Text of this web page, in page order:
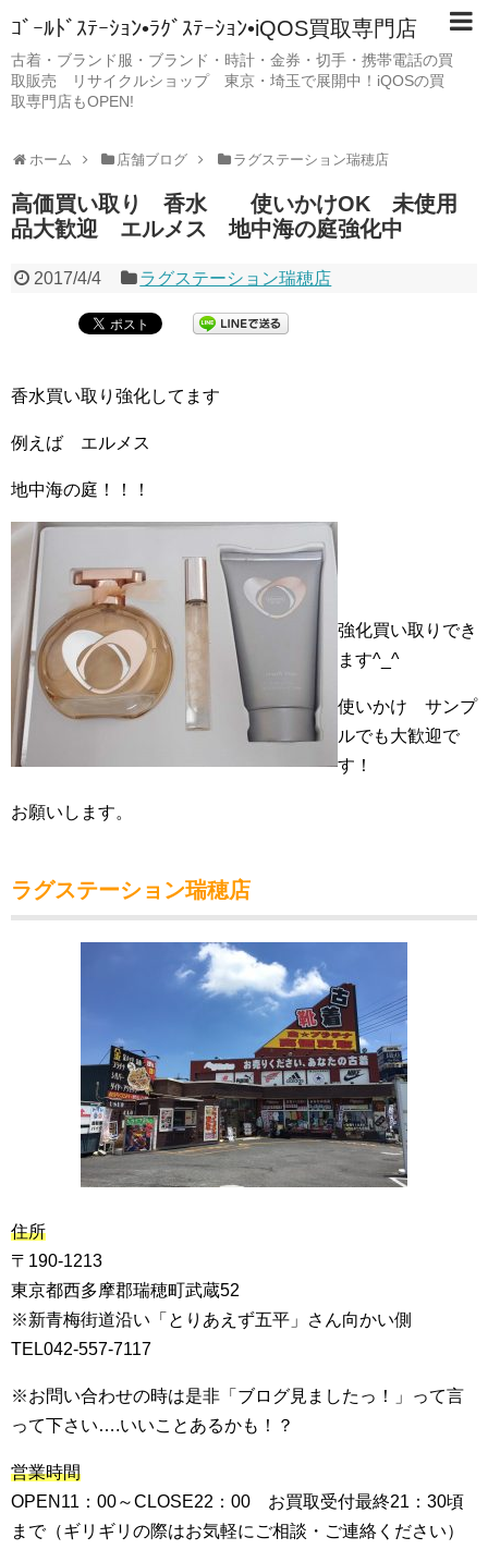
ｺﾞｰﾙﾄﾞｽﾃｰｼｮﾝ•ﾗｸﾞｽﾃｰｼｮﾝ•iQOS買取専門店
古着・ブランド服・ブランド・時計・金券・切手・携帯電話の買
取販売 リサイクルショップ 東京・埼玉で展開中！iQOSの買
取専門店もOPEN!
ホーム 店舗ブログ ラグステーション瑞穂店
高価買い取り 香水 使いかけOK 未使用
品大歓迎 エルメス 地中海の庭強化中
2017/4/4 ラグステーション瑞穂店
香水買い取り強化してます
例えば エルメス
地中海の庭！！！
強化買い取りでき
ます^_^
使いかけ サンプ
ルでも大歓迎で
す！
お願いします。
ラグステーション瑞穂店
住所
〒190-1213
東京都西多摩郡瑞穂町武蔵52
※新青梅街道沿い「とりあえず五平」さん向かい側
TEL042-557-7117
※お問い合わせの時は是非「ブログ見ましたっ！」って言
って下さい….いいことあるかも！？
営業時間
OPEN11：00～CLOSE22：00 お買取受付最終21：30頃
まで（ギリギリの際はお気軽にご相談・ご連絡ください）